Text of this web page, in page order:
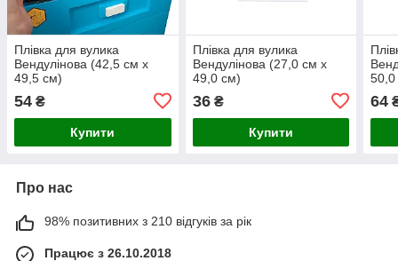
Плівка для вулика
Вендулінова (42,5 см x
49,5 см)
54 ₴
Купити
Плівка для вулика
Вендулінова (27,0 см x
49,0 см)
36₴
Купити
64
Про нас
98% позитивних з 210 відгуків за рік
Працює з 26.10.2018